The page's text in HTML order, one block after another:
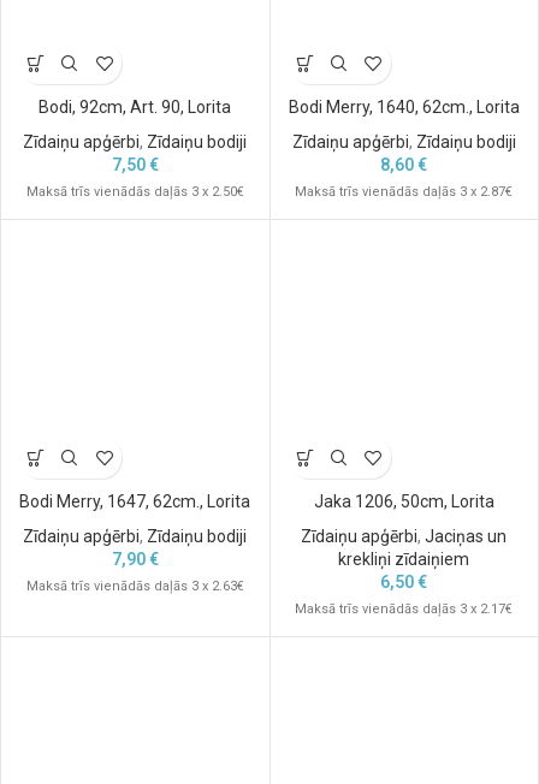
Bodi, 92cm, Art. 90, Lorita
Zīdaiņu apģērbi, Zīdaiņu bodiji
7,50€
Maksā trīs vienādās daļās 3 x 2.50€
Bodi Merry, 1640, 62cm., Lorita
Zīdaiņu apģērbi, Zīdaiņu bodiji
8,60€
Maksā trīs vienādās daļās 3 x 2.87€
Bodi Merry, 1647, 62cm., Lorita
Zīdaiņu apģērbi, Zīdaiņu bodiji
7,90€
Maksā trīs vienādās daļās 3 x 2.63€
Jaka 1206, 50cm, Lorita
Zīdaiņu apģērbi,Jaciņas un
krekliņi zīdaiņiem
6,50€
Maksā trīs vienādās daļās 3 x 2.17€